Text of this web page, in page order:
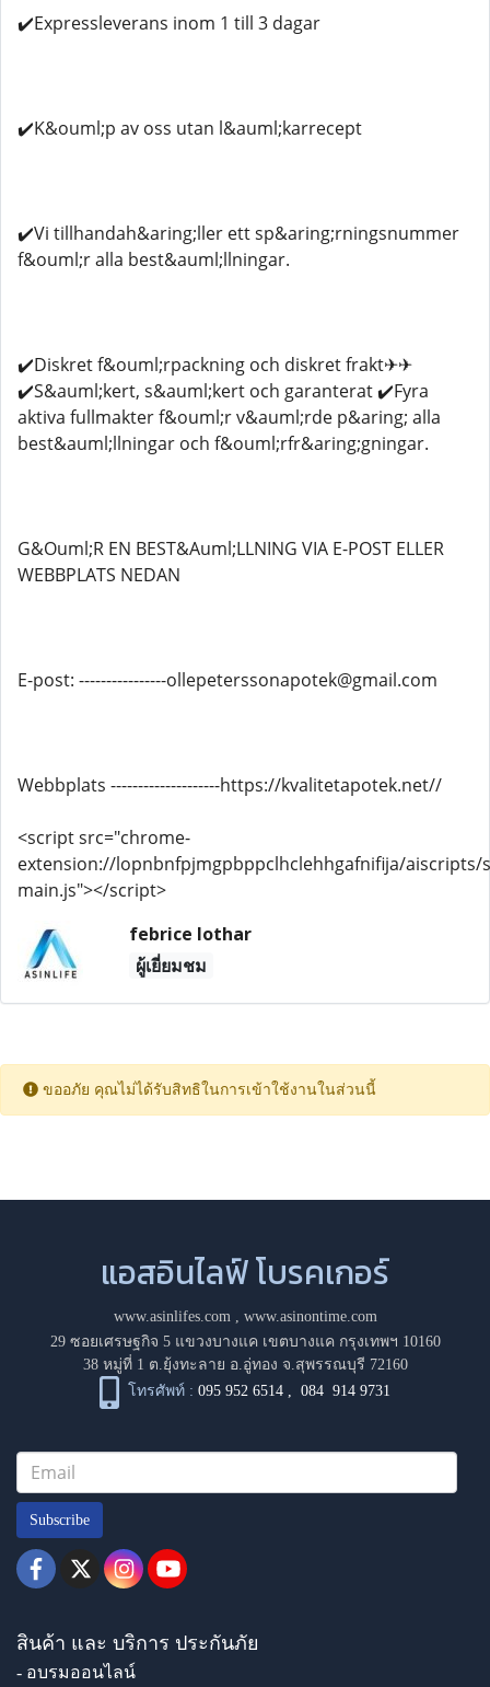
✔️Expressleverans inom 1 till 3 dagar
✔️K&ouml;p av oss utan l&auml;karrecept
✔️Vi tillhandah&aring;ller ett sp&aring;rningsnummer
f&ouml;r alla best&auml;llningar.
✔️Diskret f&ouml;rpackning och diskret frakt✈✈
✔️S&auml;kert, s&auml;kert och garanterat ✔️Fyra
aktiva fullmakter f&ouml;r v&auml;rde p&aring; alla
best&auml;llningar och f&ouml;rfr&aring;gningar.
G&Ouml;R EN BEST&Auml;LLNING VIA E-POST ELLER
WEBBPLATS NEDAN
E-post: ----------------ollepeterssonapotek@gmail.com
Webbplats --------------------https://kvalitetapotek.net//
<script src="chrome-
extension://lopnbnfpjmgpbppclhclehhgafnifija/aiscripts/
main.js"></script>
febrice lothar
ผู้เยี่ยมชม
ขออภัย คุณไม่ได้รับสิทธิในการเข้าใช้งานในส่วนนี้
แอสอินไลฟ์ โบรคเกอร์
www.asinlifes.com, www.asinontime.com
29 ซอยเศรษฐกิจ 5 แขวงบางแค เขตบางแค กรุงเทพฯ 10160
38 หมู่ที่ 1 ต.ยุ้งทะลาย อ.อู่ทอง จ.สุพรรณบุรี 72160
โทรศัพท์ : 095 952 6514 ,084 914 9731
Subscribe
สินค้า และ บริการ ประกันภัย
- อบรมออนไลน์